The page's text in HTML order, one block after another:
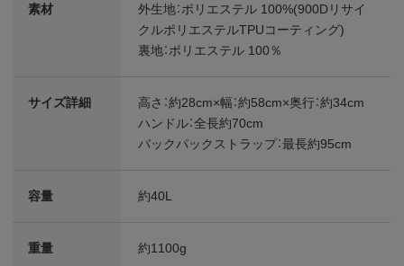
素材
外生地：ポリエステル 100%(900Dリサイ
クルポリエステルTPUコーティング)
裏地：ポリエステル 100％
サイズ詳細
高さ：約28cm×幅：約58cm×奥行：約34cm
ハンドル：全長約70cm
バックパックストラップ：最長約95cm
容量 約40L
重量 約1100g